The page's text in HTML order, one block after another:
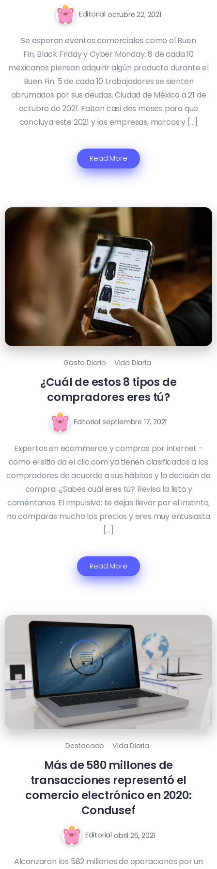
Editorial octubre 22, 2021
Se esperan eventos comerciales como el Buen
Fin, Black Friday y Cyber Monday. 8 de cada 10
mexicanos piensan adquirir algún producto durante el
Buen Fin. 5 de cada 10 trabajadores se sienten
abrumados por sus deudas. Ciudad de México a 21 de
octubre de 2021. Faltan casi dos meses para que
concluya este 2021 y las empresas, marcas y […]
Read More
Gasto Diario Vida Diaria
¿Cuál de estos 8 tipos de
compradores eres tú?
Editorial septiembre 17, 2021
Expertos en ecommerce y compras por internet -
como el sitio da el clic.com ya tienen clasificados a los
compradores de acuerdo a sus hábitos y la decisión de
compra. ¿Sabes cuál eres tú? Revisa la lista y
coméntanos. El impulsivo: te dejas llevar por el instinto,
no comparas mucho los precios y eres muy entusiasta
[…]
Read More
Destacado Vida Diaria
Más de 580 millones de
transacciones representó el
comercio electrónico en 2020:
Condusef
Editorial abril 26, 2021
Alcanzaron los 582 millones de operaciones por un